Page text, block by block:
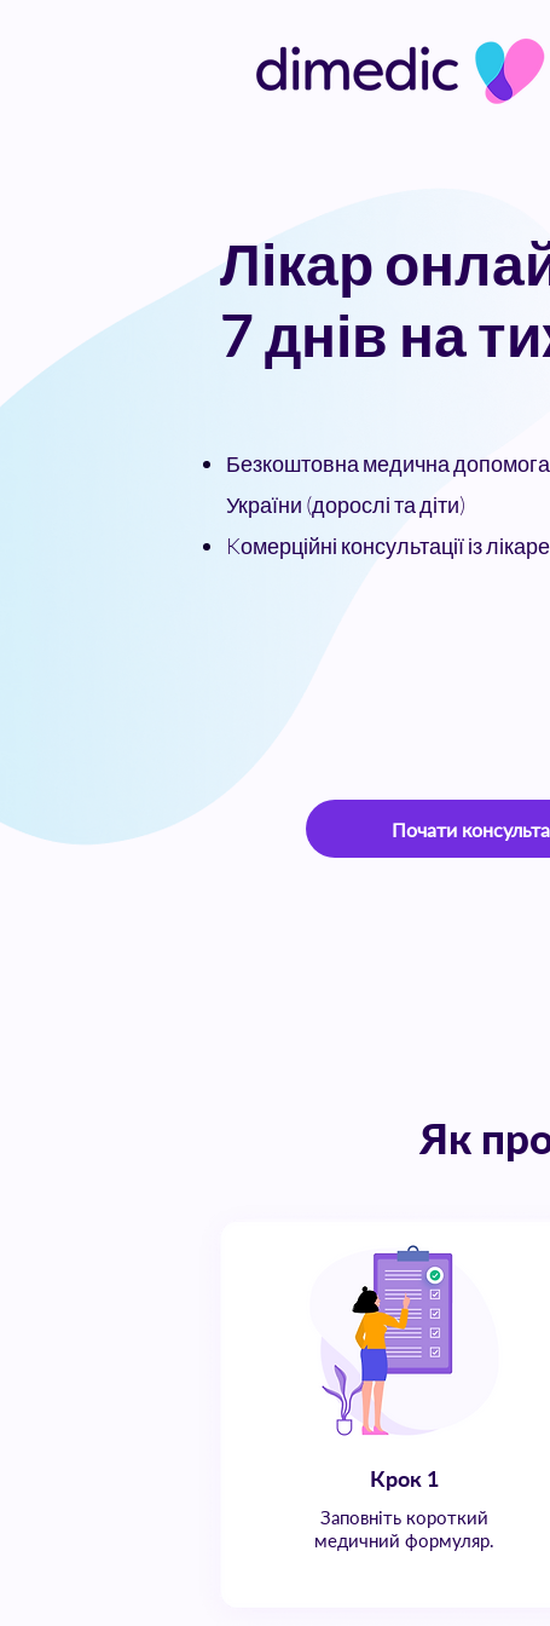
Лікар
7 днів на
Безкоштовна медична допомога
України (дорослі та діти)
Kомерційні консультації із
Почати
Як
Заповніть короткий
медичний формуляр.
Крок 1